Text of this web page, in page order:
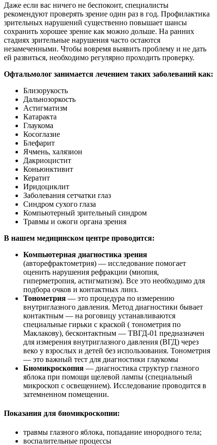
Даже если вас ничего не беспокоит, специалисты
рекомендуют проверять зрение один раз в год. Профилактика
зрительных нарушений существенно повышает шансы
сохранить хорошее зрение как можно дольше. На ранних
стадиях зрительные нарушения часто остаются
незамеченными. Чтобы вовремя выявить проблему и не дать
ей развиться, необходимо регулярно проходить проверку.
Офтальмолог занимается лечением таких заболеваний как:
Близорукость
Дальнозоркость
Астигматизм
Катаракта
Глаукома
Косоглазие
Блефарит
Ячмень, халязион
Дакриоцистит
Коньюнктивит
Кератит
Иридоциклит
Заболевания сетчатки глаз
Синдром сухого глаза
Компьютерный зрительный синдром
Травмы и ожоги органа зрения
В нашем медицинском центре проводится:
Компьютерная диагностика зрения
(авторефрактометрия) — исследование помогает
оценить нарушения рефракции (миопия,
гиперметропия, астигматизм). Все это необходимо для
подбора очков и контактных линз.
Тонометрия — это процедура по измерению
внутриглазного давления. Метод диагностики бывает
контактным — на роговицу устанавливаются
специальные гирьки с краской ( тонометрия по
Маклакову), бесконтактным — ТВГД-01 предназначен
для измерения внутриглазного давления (ВГД) через
веко у взрослых и детей без использования. Тонометрия
— это важный тест для диагностики глаукомы
Биомикроскопия — диагностика структур глазного
яблока при помощи щелевой лампы (специальный
микроскоп с освещением). Исследование проводится в
затемненном помещении.
Показания для биомикроскопии:
травмы глазного яблока, попадание инородного тела;
воспалительные процессы